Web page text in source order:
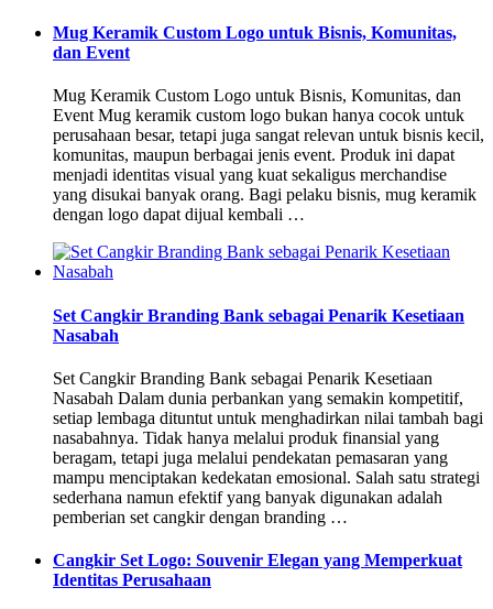
Mug Keramik Custom Logo untuk Bisnis, Komunitas,
dan Event
Mug Keramik Custom Logo untuk Bisnis, Komunitas, dan
Event Mug keramik custom logo bukan hanya cocok untuk
perusahaan besar, tetapi juga sangat relevan untuk bisnis kecil,
komunitas, maupun berbagai jenis event. Produk ini dapat
menjadi identitas visual yang kuat sekaligus merchandise
yang disukai banyak orang. Bagi pelaku bisnis, mug keramik
dengan logo dapat dijual kembali …
Set Cangkir Branding Bank sebagai Penarik Kesetiaan
Nasabah
Set Cangkir Branding Bank sebagai Penarik Kesetiaan
Nasabah Dalam dunia perbankan yang semakin kompetitif,
setiap lembaga dituntut untuk menghadirkan nilai tambah bagi
nasabahnya. Tidak hanya melalui produk finansial yang
beragam, tetapi juga melalui pendekatan pemasaran yang
mampu menciptakan kedekatan emosional. Salah satu strategi
sederhana namun efektif yang banyak digunakan adalah
pemberian set cangkir dengan branding …
Cangkir Set Logo: Souvenir Elegan yang Memperkuat
Identitas Perusahaan